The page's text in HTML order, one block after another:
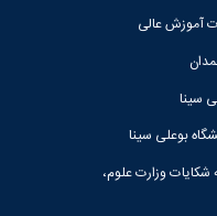
آموزش عالی
سینا
بوعلی سینا
وزارت علوم،